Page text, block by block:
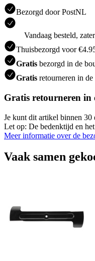
Bezorgd door PostNL
Vandaag besteld,
Thuisbezorgd voor
Gratis bezorgd in de
Gratis retourneren in
Gratis retourneren
Je kunt dit artikel binnen 30
Let op: De bedenktijd en
Meer informatie over de
Vaak samen